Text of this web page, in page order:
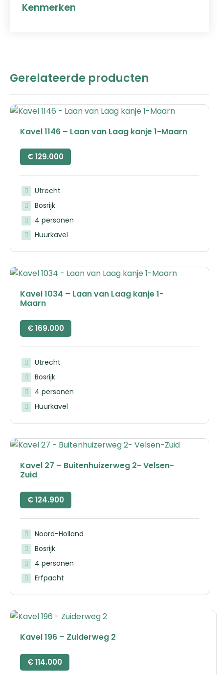
Kenmerken
Gerelateerde producten
Kavel 1146 – Laan van Laag kanje 1-Maarn
€129.000
Utrecht
Bosrijk
4 personen
Huurkavel
Kavel 1034 – Laan van Laag kanje 1-
Maarn
€169.000
Utrecht
Bosrijk
4 personen
Huurkavel
Kavel 27 – Buitenhuizerweg 2- Velsen-
Zuid
€124.900
Noord-Holland
Bosrijk
4 personen
Erfpacht
Kavel 196 – Zuiderweg 2
€114.000